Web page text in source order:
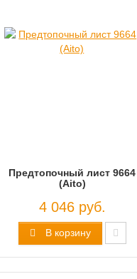
Предтопочный лист 9664
(Aito)
4 046 руб.
В корзину